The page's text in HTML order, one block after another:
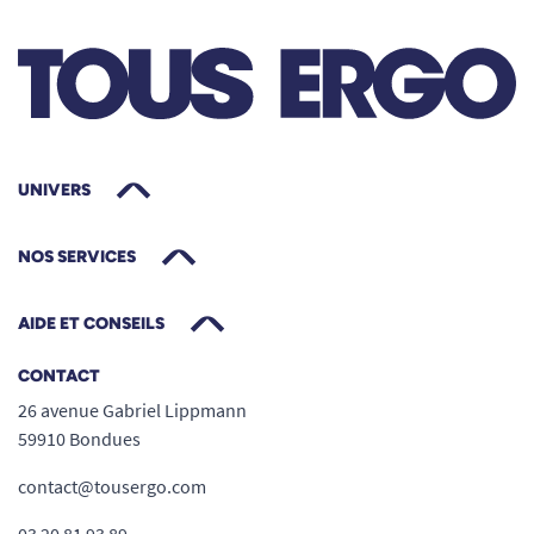
autonomie et votre tranquillité d’esprit.
Compatibilité et conseils d’utilisation
scooter Colibri, assurant une fixation solide et
le panier arrière Colibri. Il n’est pas possible
accessoires sur le scooter.
Installer le porte canne seul à l’arrière afin
de garantir stabilité, sécurité et accès
permanent à votre canne.
UNIVERS
NOS SERVICES
AIDE ET CONSEILS
CONTACT
26 avenue Gabriel Lippmann
59910 Bondues
contact@tousergo.com